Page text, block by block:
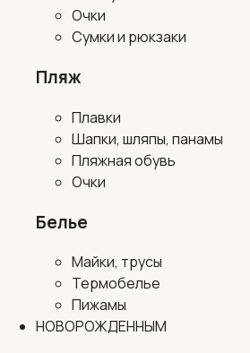
Очки
Сумки и рюкзаки
Пляж
Плавки
Шапки, шляпы, панамы
Пляжная обувь
Очки
Белье
Майки, трусы
Термобелье
Пижамы
НОВОРОЖДЕННЫМ